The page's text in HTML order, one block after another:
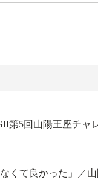
第5回山陽王座チ
くて良かった」／